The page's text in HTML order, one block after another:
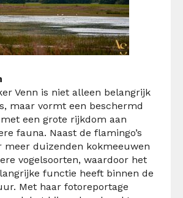
Venn is niet alleen belangrijk
maar vormt een beschermd
een grote rijkdom aan
fauna. Naast de flamingo’s
meer duizenden kokmeeuwen
vogelsoorten, waardoor het
functie heeft binnen de
Met haar fotoreportage